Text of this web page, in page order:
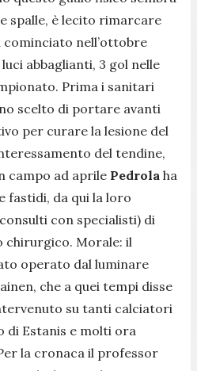
spalle, è lecito rimarcare
cominciato nell’ottobre
abbaglianti, 3 gol nelle
Prima i sanitari
scelto di portare avanti
per curare la lesione del
del tendine,
campo ad aprile Pedrola ha
fastidi, da qui la loro
con specialisti) di
chirurgico. Morale: il
operato dal luminare
che a quei tempi disse
su tanti calciatori
di Estanis e molti ora
la cronaca il professor